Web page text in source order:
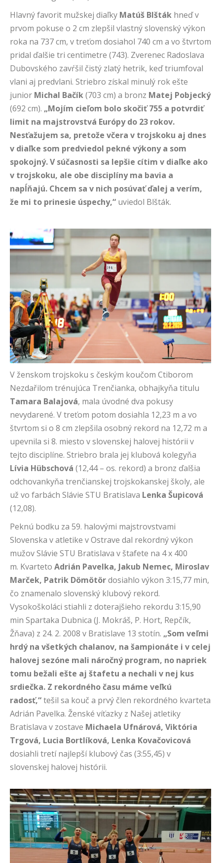
Hlavný favorit mužskej diaľky Matúš Blšták hneď v
prvom pokuse o 2 cm zlepšil vlastný slovenský výkon
roka na 737 cm, v treťom dosiahol 740 cm a vo štvrtom
pridal ďalšie tri centimetre (743). Zverenec Radoslava
Dubovského zavŕšil čistý zlatý hetrik, keď triumfoval
vlani aj predvlani. Striebro získal minulý rok ešte
junior Michal Bačík(703 cm) a bronz Matej Pobjecký
(692 cm). „Mojím cieľom bolo skočiť 755 a potvrdiť
limit na majstrovstvá Európy do 23 rokov.
Nesťažujem sa, pretože včera v trojskoku aj dnes
v diaľke som predviedol pekné výkony a som
spokojný. V súčasnosti sa lepšie cítim v diaľke ako
v trojskoku, ale obe disciplíny ma bavia a
napĺňajú. Chcem sa v nich posúvať ďalej a verím,
že mi to prinesie úspechy,“ uviedol Blšták.
V ženskom trojskoku s českým koučom Ctiborom
Nezdařilom trénujúca Trenčianka, obhajkyňa titulu
Tamara Balajová, mala úvodné dva pokusy
nevydarené. V treťom potom dosiahla 12,23 m a vo
štvrtom si o 8 cm zlepšila osobný rekord na 12,72 m a
upevnila si 8. miesto v slovenskej halovej histórii v
tejto disciplíne. Striebro brala jej klubová kolegyňa
Lívia Hübschová (12,44 – os. rekord) a bronz ďalšia
odchovankyňa trenčianskej trojskokanskej školy, ale
už vo farbách Slávie STU Bratislava Lenka Šupicová
(12,08).
Peknú bodku za 59. halovými majstrovstvami
Slovenska v atletike v Ostrave dal rekordný výkon
mužov Slávie STU Bratislava v štafete na 4 x 400
m. Kvarteto Adrián Pavelka, Jakub Nemec, Miroslav
Marček, Patrik Dömötördosiahlo výkon 3:15,77 min,
čo znamenalo slovenský klubový rekord.
Vysokoškoláci stiahli z doterajšieho rekordu 3:15,90
min Spartaka Dubnica (J. Mokráš, P. Hort, Repčík,
Žňava) z 24. 2. 2008 v Bratislave 13 stotín. „Som veľmi
hrdý na všetkých chalanov, na šampionáte i v celej
halovej sezóne mali náročný program, no napriek
tomu bežali ešte aj štafetu a nechali v nej kus
srdiečka. Z rekordného času máme veľkú
radosť,“tešil sa kouč a prvý člen rekordného kvarteta
Adrián Pavelka. Ženské víťazky z Našej atletiky
Bratislava v zostave Michaela Ufnárová, Viktória
Trgová, Lucia Bortlíková, Lenka Kovačovicová
dosiahli tretí najlepší klubový čas (3:55,45) v
slovenskej halovej histórii.